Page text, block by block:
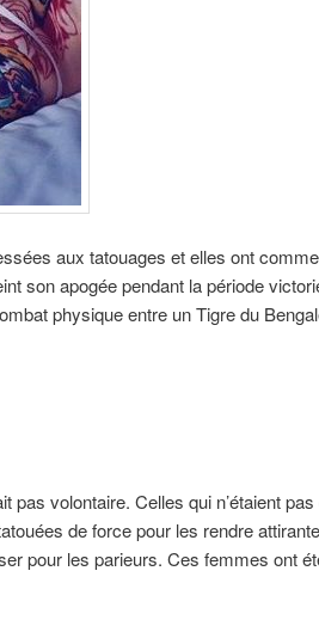
aux tatouages et elles ont
son apogée pendant la période
physique entre un Tigre du
pas volontaire. Celles qui n’étaient
de force pour les rendre
pour les parieurs. Ces femmes ont